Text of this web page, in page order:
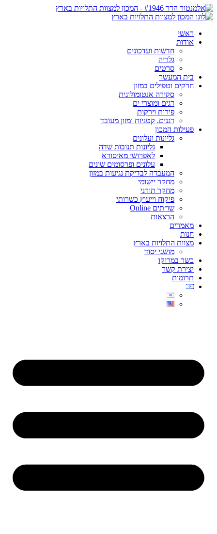
ראשי
אודות
חדשות ועדכונים
גלריה
סרטים
בית המעשר
חרקים וטפילים במזון
סקירה אנטומולוגית
דגים ומוצרי ים
פירות וירקות
דגנים, קטניות ומזון מעובד
פעילות המכון
גליונות ועלונים
גליונות תנובות שדה
לאפרושי מאיסורא
עלונים ופרסומים שונים
המעבדה לבדיקת נגיעות במזון
מחקר יישומי
מחקר תורני
פיקוח וייעוץ כשרותי
שו״תים Online
הרצאות
מאמרים
חנות
מצוות התלויות בארץ
מושגי יסוד
כשר במרוקו
יצירת קשר
תרומות